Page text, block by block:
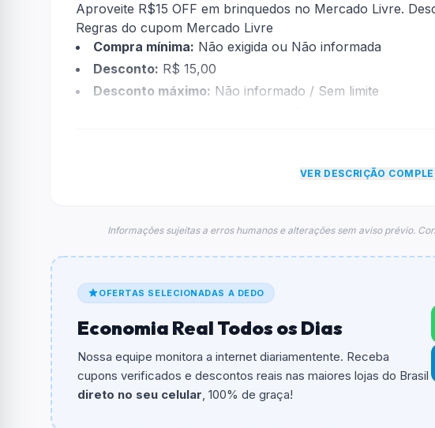
Aproveite R$15 OFF em brinquedos no Mercado Livre.
Regras do cupom Mercado Livre
Compra mínima: Não exigida ou Não informada
Desconto: R$ 15,00
Desconto máximo: Não informado / Sem limite
foram econtradas informações sobre restrição de teto
O código é
ativado direto no link
De quanto é o desconto?
O valor minimo de compra é Não exigido ou Não informado.
Qual é o desconto máximo?
Não informado ou sem limite.
VER DESCRIÇÃO
Informações sujeitas a erros humanos e alterações sem aviso prévio.
OFERTAS SELECIONADAS A DEDO
Economia Real Todos os Dias
Nossa equipe monitora a internet diariamentente. Receba
cupons verificados e descontos reais nas maiores lojas do Brasil
direto no seu celular, 100% de graça!